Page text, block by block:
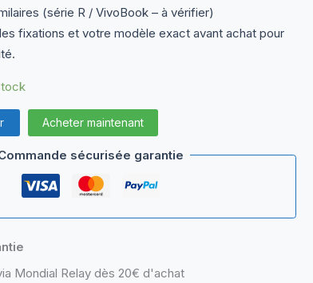
(série R / VivoBook – à vérifier)
fixations et votre modèle exact avant achat pour
Acheter maintenant
sécurisée garantie
Mondial Relay dès 20€ d'achat